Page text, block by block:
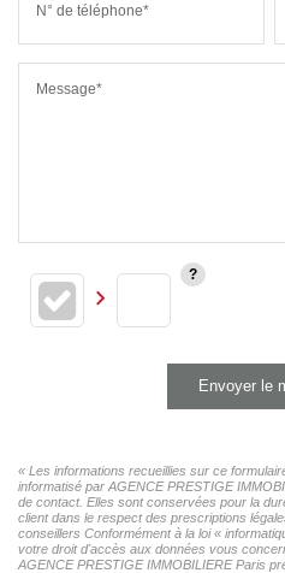
N° de téléphone*
Message*
Envoyer le
« Les informations recueillies sur ce
informatisé par AGENCE PRESTIGE
de contact. Elles sont conservées pour la
client dans le respect des prescriptions
conseillers Conformément à la loi «
votre droit d'accès aux données vous
AGENCE PRESTIGE IMMOBILIERE Paris